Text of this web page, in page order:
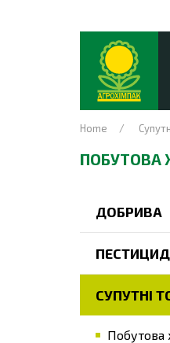
Home
ПОБУТОВА
ДОБРИВА
СУПУТНІ
Побутова